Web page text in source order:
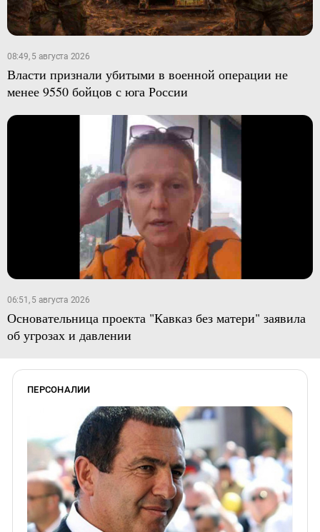
08:49, 5 августа 2026
Власти признали убитыми в военной операции не
менее 9550 бойцов с юга России
06:51, 5 августа 2026
Основательница проекта "Кавказ без матери" заявила
об угрозах и давлении
ПЕРСОНАЛИИ